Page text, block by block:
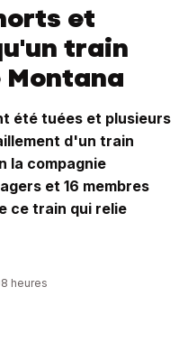
et
train
été tuées et plusieurs
d'un train
la compagnie
et 16 membres
ce train qui relie
heures